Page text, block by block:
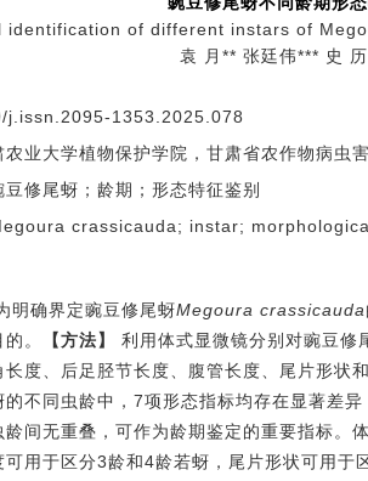
identification of different instars of
袁 月** 张廷伟*** 史
j.issn.2095-1353.2025.078
农业大学植物保护学院，甘肃省农作物病虫
豆修尾蚜；龄期；形态特征鉴别
crassicauda; instar;
明确界定豌豆修尾蚜Megoura crassicauda
。
【方法】
利用体式显微镜分别对豌豆修
长度、后足胫节长度、腹管长度、尾片形状
的不同虫龄中，7项形态指标均存在显著差异
龄间无重叠，可作为龄期鉴定的重要指标。
可用于区分3龄和4龄若蚜，尾片形状可用于